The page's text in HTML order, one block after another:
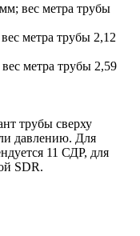
вес метра трубы
метра трубы 2,12
метра трубы 2,59
трубы сверху
давлению. Для
11 СДР, для
SDR.